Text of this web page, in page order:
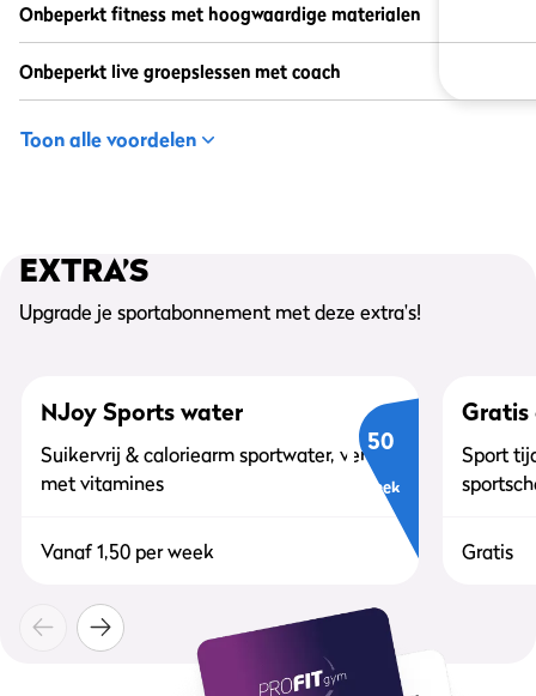
Onbeperkt fitness met hoogwaardige materialen
Onbeperkt live groepslessen met coach
Toon alle voordelen
EXTRA’S
Upgrade je sportabonnement met deze extra's!
1,50
per week
NJoy Sports water
Suikervrij & caloriearm sportwater, verrijkt
met vitamines
Vanaf 1,50 per week
Gratis
Sport
Gratis